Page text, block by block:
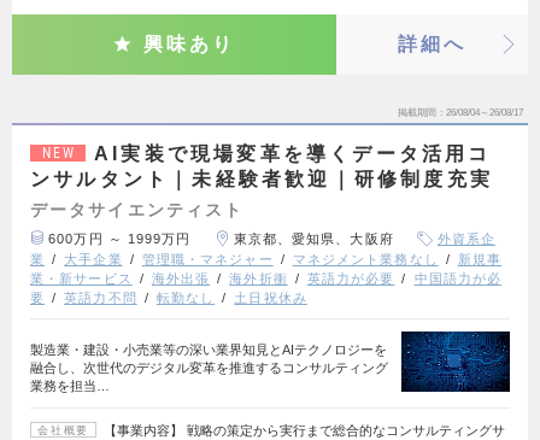
興味あり 詳細へ
掲載期間 26/08/04～26/08/17
NEW
AI実装で現場変革を導くデータ活用コ
ンサルタント｜未経験者歓迎｜研修制度充実
データサイエンティスト
600万円 ～ 1999万円 東京都、愛知県、大阪府
外資系企
業
大手企業 管理職・マネジャー マネジメント業務なし
新規事
業・新サービス
海外出張 海外折衝 英語力が必要
中国語力が必
要
英語力不問 転勤なし 土日祝休み
製造業・建設・小売業等の深い業界知見とAIテクノロジーを
融合し、次世代のデジタル変革を推進するコンサルティング
業務を担当…
会社概要
【事業内容】 戦略の策定から実行まで総合的なコンサルティングサ